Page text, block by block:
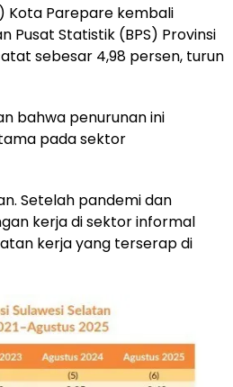
Kota Parepare kembali
Pusat Statistik (BPS) Provinsi
sebesar 4,98 persen, turun
bahwa penurunan ini
pada sektor
Setelah pandemi dan
kerja di sektor informal
kerja yang terserap di